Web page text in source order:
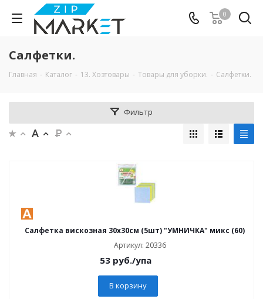
0
Салфетки.
Главная - Каталог - 13. Хозтовары - Товары для уборки. - Салфетки.
Фильтр
Салфетка вискозная 30х30см (5шт) "УМНИЧКА" микс (60)
Артикул: 20336
53 руб./упа
В корзину